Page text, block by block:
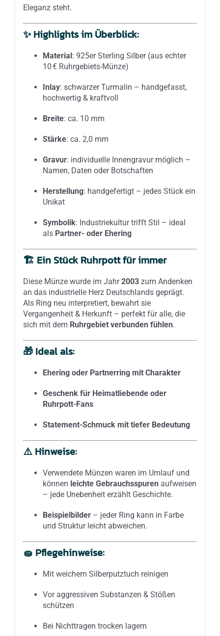
Eleganz steht.
✨Highlights im Überblick:
Material: 925er Sterling Silber (aus echter
10 € Ruhrgebiets-Münze)
Inlay: schwarzer Turmalin – handgefasst,
hochwertig & kraftvoll
Breite: ca. 10 mm
Stärke: ca. 2,0 mm
Gravur: individuelle Innengravur möglich –
Namen, Daten oder Botschaften
Herstellung: handgefertigt – jedes Stück ein
Unikat
Symbolik: Industriekultur trifft Stil – ideal
als Partner- oder Ehering
🏗️ Ein Stück Ruhrpott für immer
Diese Münze wurde im Jahr2003zum Andenken
an das industrielle Herz Deutschlands geprägt.
Als Ring neu interpretiert, bewahrt sie
Vergangenheit & Herkunft – perfekt für alle, die
sich mit dem Ruhrgebiet verbunden fühlen.
🎁 Ideal als:
Ehering oder Partnerring mit Charakter
Geschenk für Heimatliebende oder
Ruhrpott-Fans
Statement-Schmuck mit tiefer Bedeutung
⚠️ Hinweise:
Verwendete Münzen waren im Umlauf und
können leichte Gebrauchsspuren aufweisen
– jede Unebenheit erzählt Geschichte.
Beispielbilder– jeder Ring kann in Farbe
und Struktur leicht abweichen.
🧽 Pflegehinweise:
Mit weichem Silberputztuch reinigen
Vor aggressiven Substanzen & Stößen
schützen
Bei Nichttragen trocken lagern